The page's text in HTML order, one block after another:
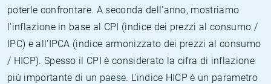
poterle confrontare. A seconda dell'anno, mostriamo
l'inflazione in base al CPI (indice dei prezzi al consumo /
IPC) e all'IPCA (indice armonizzato dei prezzi al consumo
/ HICP). Spesso il CPI è considerato la cifra di inflazione
più importante di un paese. L'indice HICP è un parametro